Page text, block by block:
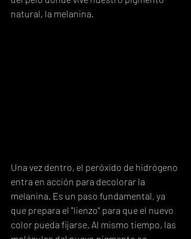
natural, la melanina.
Una vez dentro, el peróxido de hidrógeno
entra en acción para decolorar la
melanina. Es un paso fundamental, ya
que prepara el "lienzo" para que el nuevo
color pueda fijarse. Al mismo tiempo, las